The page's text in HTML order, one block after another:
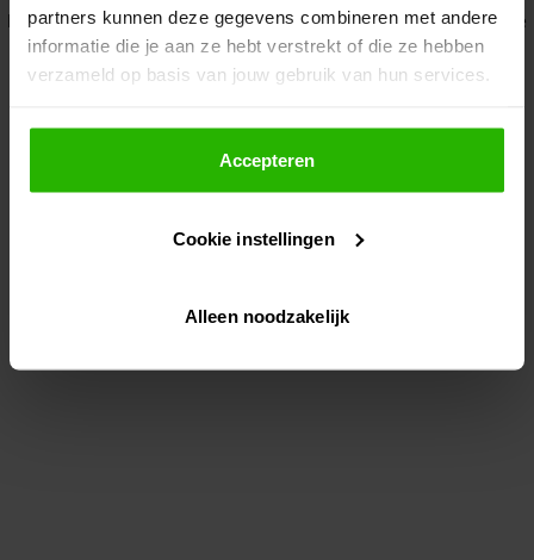
partners kunnen deze gegevens combineren met andere
informatie die je aan ze hebt verstrekt of die ze hebben
verzameld op basis van jouw gebruik van hun services.
Als je op "Accepteer" klikt, dan geef je Voordeeluitjes.nl
toestemming om cookies voor social media en
gepersonaliseerde advertenties te plaatsen.
Lees hier meer over in onsprivacybeleid
Via "Cookie instellingen" kun je ook zelf instellen welke
Accepteren
Cookie instellingen
Alleen noodzakelijk
loadingwww.voordeeluitjes.nl (see the browser console for more
information).